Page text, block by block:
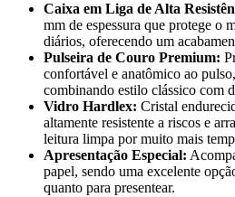
Caixa em Liga de Alta
mm de espessura que protege o
diários, oferecendo um
Pulseira de Couro Premium:
confortável e anatômico ao
combinando estilo clássico com
Vidro Hardlex: Cristal
altamente resistente a riscos e
leitura limpa por muito mais
Apresentação Especial:
papel, sendo uma excelente
quanto para presentear.